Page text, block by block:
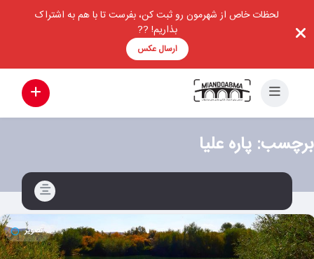
لحظات خاص از شهرمون رو ثبت کن، بفرست تا با هم به اشتراک
بذاریم! ??
ارسال عکس
برچسب: پاره علیا
تصویر